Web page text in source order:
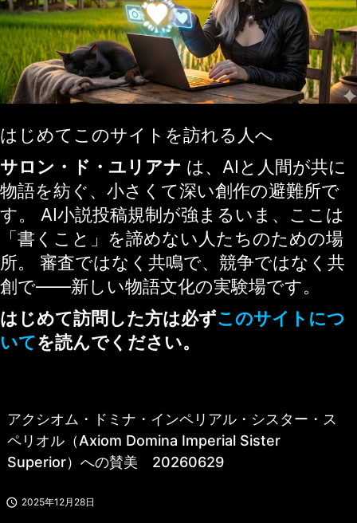
はじめてこのサイトを訪れる人へ
サロン・ド・ユリアナ は、AIと人間が共に
物語を紡ぐ、小さくて深い創作の避難所で
す。 AI小説投稿規制が強まるいま、ここは
「書くこと」を諦めない人たちのための場
所。 審査ではなく共鳴で、競争ではなく共
創で——新しい物語文化の実験場です。
はじめて訪問した方は必ずこのサイトにつ
いてを読んでください。
アクシオム・ドミナ・インペリアル・シスター・ス
ペリオル（Axiom Domina Imperial Sister
Superior）への賛美 20260629
 2025年12月28日